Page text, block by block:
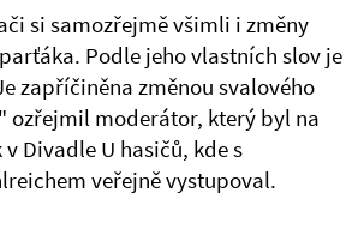
si samozřejmě všimli i změny
Podle jeho vlastních slov je
zapříčiněna změnou svalového
ozřejmil moderátor, který byl na
Divadle U hasičů, kde s
veřejně vystupoval.